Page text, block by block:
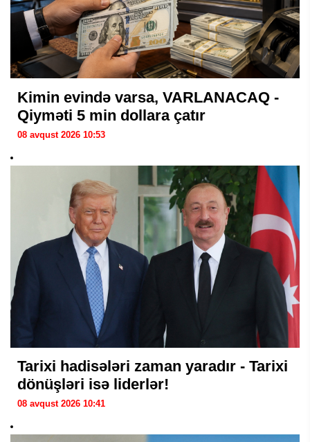
Kimin evində varsa, VARLANACAQ -
Qiyməti 5 min dollara çatır
08 avqust 2026 10:53
Tarixi hadisələri zaman yaradır - Tarixi
dönüşləri isə liderlər!
08 avqust 2026 10:41